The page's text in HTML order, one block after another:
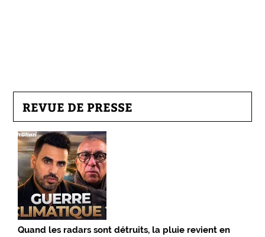
REVUE DE PRESSE
Quand les radars sont détruits, la pluie revient en